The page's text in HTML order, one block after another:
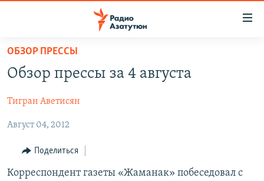
Перейти
основному
Перейти
навигации
ГЛАВНАЯ
НОВОСТИ
ПОЛИТИКА
ОБЩЕСТВО
ЭКОНОМИКА
РЕГИОН
ОБЗОР ПРЕССЫ
Обзор прессы за 4 августа
Тигран Аветисян
Август 04, 2012
Поделиться
Корреспондент газеты «Жаманак» побеседовал с